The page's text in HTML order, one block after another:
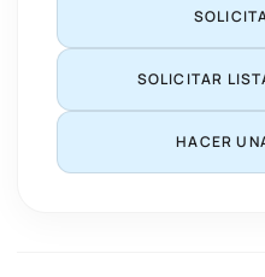
SOLICITAR
HACER